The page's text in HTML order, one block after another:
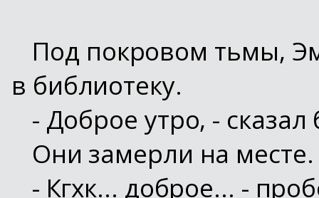
Под покровом тьмы,
в библиотеку.
- Доброе утро, -
Они замерли на месте.
- Кгхк... доброе... -